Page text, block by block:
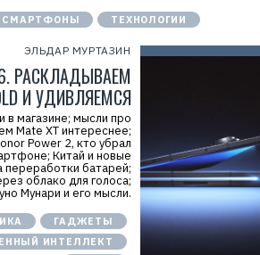
СМАРТФОНЫ ТЕХНОЛОГИИ
ЭЛЬДАР МУРТАЗИН
РАСКЛАДЫВАЕМ
И УДИВЛЯЕМСЯ
в магазине; мысли про
Mate XT интереснее;
Power 2, кто убрал
Китай и новые
переработки батарей;
облако для голоса;
Мунари и его мысли.
ГАДЖЕТЫ
ИНТЕЛЛЕКТ